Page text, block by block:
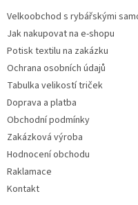
Velkoobchod s rybářskými
Jak nakupovat na e-shopu
Potisk textilu na zakázku
Ochrana osobních údajů
Tabulka velikostí triček
Doprava a platba
Obchodní podmínky
Zakázková výroba
Hodnocení obchodu
Raklamace
Kontakt